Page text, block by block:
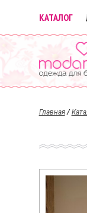
КАТАЛОГ
Главная/